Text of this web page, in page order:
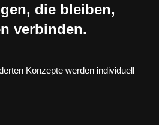
die bleiben,
verbinden.
Konzepte werden individuell